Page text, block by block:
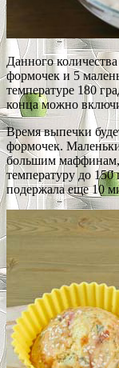
Данного
формочек и 5
температуре 180
конца можно
Время выпечки
формочек.
большим маффинам,
температуру до 150
подержала еще 10